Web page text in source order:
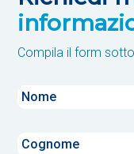
Compila il form